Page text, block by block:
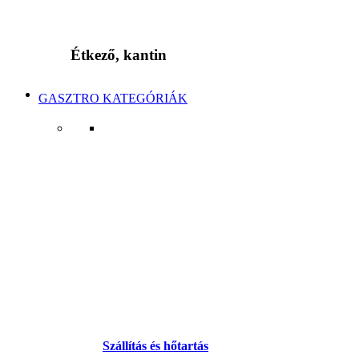
Étkező, kantin
GASZTRO KATEGÓRIÁK
Szállítás és hőtartás